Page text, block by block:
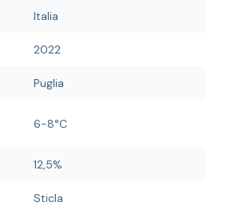
Italia
2022
Puglia
6-8°C
12,5%
Sticla